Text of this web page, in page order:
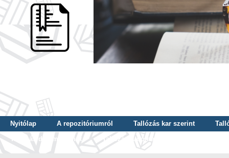
Nyitólap A repozitóriumról Tallózás kar szerint
Tallózás dátum szerint
Tallózás tudományterület szerint